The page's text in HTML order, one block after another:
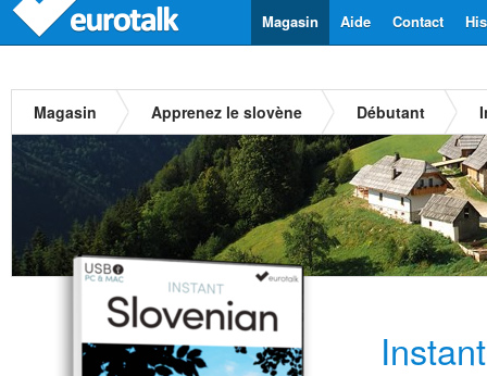
Contact
Aide
Magasin
Magasin Apprenez le slovène Débutant